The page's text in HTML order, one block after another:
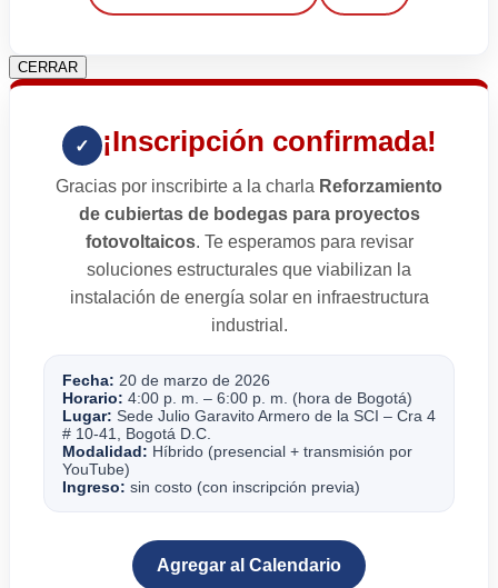
CERRAR
✓ ¡Inscripción confirmada!
Gracias por inscribirte a la charla Reforzamiento
de cubiertas de bodegas para proyectos
fotovoltaicos. Te esperamos para revisar
soluciones estructurales que viabilizan la
instalación de energía solar en infraestructura
industrial.
Fecha: 20 de marzo de 2026
Horario: 4:00 p. m. – 6:00 p. m. (hora de Bogotá)
Lugar: Sede Julio Garavito Armero de la SCI – Cra 4
# 10-41, Bogotá D.C.
Modalidad: Híbrido (presencial + transmisión por
YouTube)
Ingreso: sin costo (con inscripción previa)
Agregar al Calendario